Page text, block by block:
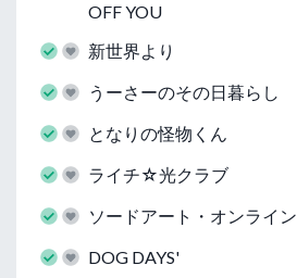
OFF YOU
新世界より
うーさーのその日暮らし
となりの怪物くん
ライチ☆光クラブ
ソードアート・オンライン
DOG DAYS'